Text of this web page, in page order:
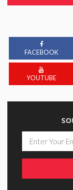
FACEBOOK
YOUTUBE